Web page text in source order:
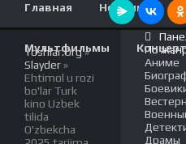
Главная Новинки
Мультфильмы
Yoshlar.Org»
Slayder »
Ehtimol u rozi
bo'lar Turk
kino Uzbek
tilida
O'zbekcha
По
Аниме
Драмы